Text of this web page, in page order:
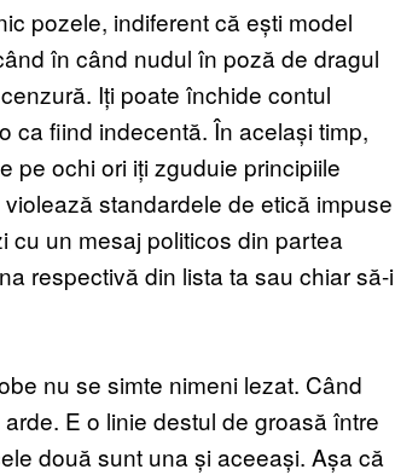
pozele, indiferent că ești model
în când nudul în poză de dragul
Iți poate închide contul
ca fiind indecentă. În același timp,
pe ochi ori iți zguduie principiile
standardele de etică impuse
cu un mesaj politicos din partea
respectivă din lista ta sau chiar să-i
nu se simte nimeni lezat. Când
E o linie destul de groasă între
două sunt una și aceeași. Așa că